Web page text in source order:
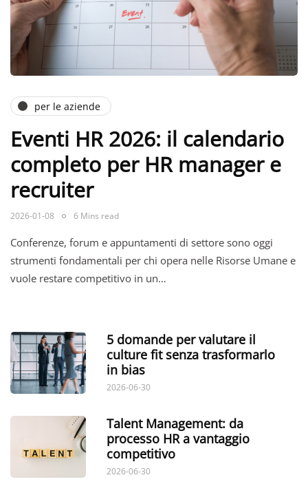
per le aziende
Eventi HR 2026: il calendario
completo per HR manager e
recruiter
2026-01-08 6 Mins read
Conferenze, forum e appuntamenti di settore sono oggi
strumenti fondamentali per chi opera nelle Risorse Umane e
vuole restare competitivo in un…
5 domande per valutare il
culture fit senza trasformarlo
in bias
2026-06-30
Talent Management: da
processo HR a vantaggio
competitivo
2026-06-30